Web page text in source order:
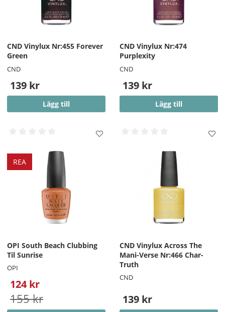
CND Vinylux Nr:455 Forever
Green
CND
139 kr
Lägg till
CND Vinylux Nr:474
Purplexity
CND
139 kr
Lägg till
REA
OPI South Beach Clubbing
Til Sunrise
OPI
124 kr
155 kr
CND Vinylux Across The
Mani-Verse Nr:466 Char-
Truth
CND
139 kr